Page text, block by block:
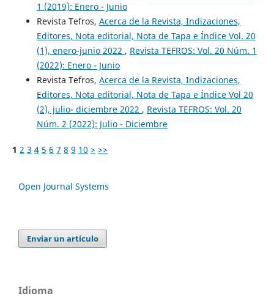
1 (2019): Enero - Junio
Revista Tefros, Acerca de la Revista, Indizaciones,
Editores, Nota editorial, Nota de Tapa e Índice Vol. 20
(1), enero-junio 2022 , Revista TEFROS: Vol. 20 Núm. 1
(2022): Enero - Junio
Revista Tefros, Acerca de la Revista, Indizaciones,
Editores, Nota editorial, Nota de Tapa e Índice Vol 20
(2), julio- diciembre 2022 , Revista TEFROS: Vol. 20
Núm. 2 (2022): Julio - Diciembre
1 2 3 4 5 6 7 8 9 10 > >>
Open Journal Systems
Enviar un artículo
Idioma